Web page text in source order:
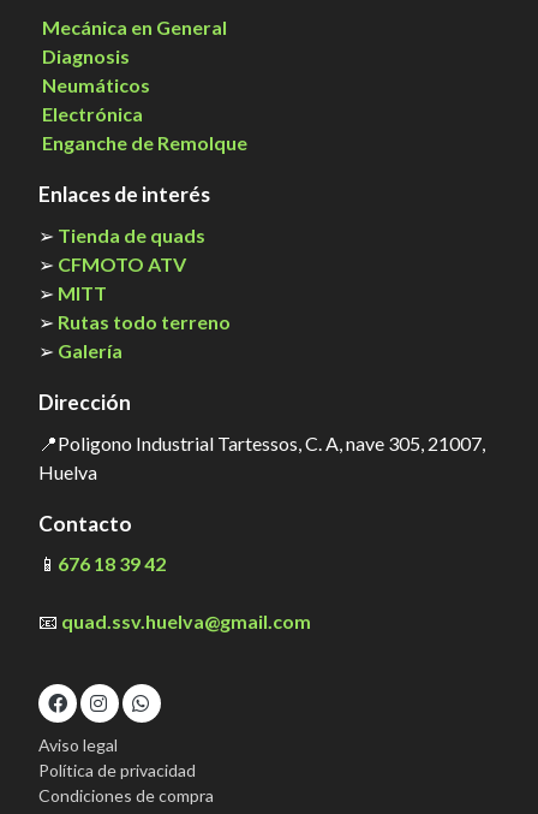
Mecánica en General
Diagnosis
Neumáticos
Electrónica
Enganche de Remolque
Enlaces de interés
➢ Tienda de quads
➢ CFMOTO ATV
➢ MITT
➢ Rutas todo terreno
➢ Galería
Dirección
📍Poligono Industrial Tartessos, C. A, nave 305, 21007,
Huelva
Contacto
📱 676 18 39 42
📧 quad.ssv.huelva@gmail.com
Aviso legal
Política de privacidad
Condiciones de compra